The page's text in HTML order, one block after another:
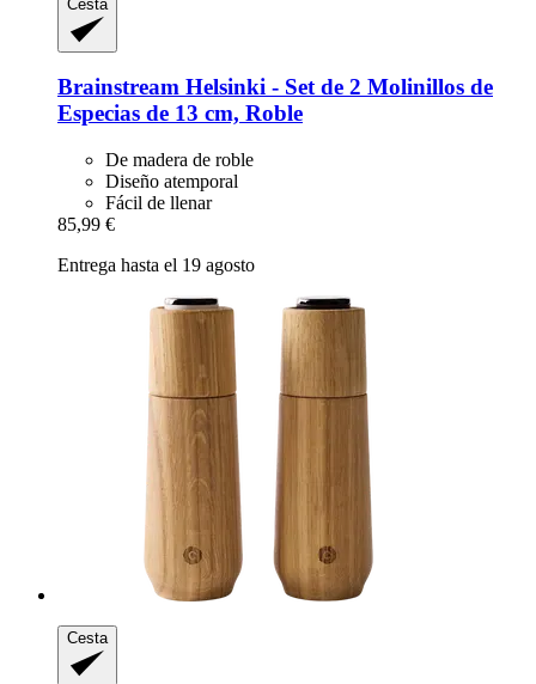
Cesta
Brainstream Helsinki -​ Set de 2 Molinillos de
Especias de 13 cm, Roble
De madera de roble
Diseño atemporal
Fácil de llenar
85,99 €
Entrega hasta el 19 agosto
Cesta